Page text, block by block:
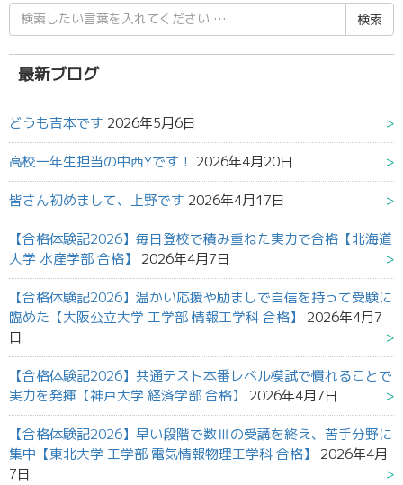
検
索
結
果:
最新ブログ
どうも吉本です 2026年5月6日
高校一年生担当の中西Yです！ 2026年4月20日
皆さん初めまして、上野です 2026年4月17日
【合格体験記2026】毎日登校で積み重ねた実力で合格【北海道
大学 水産学部 合格】
2026年4月7日
【合格体験記2026】温かい応援や励ましで自信を持って受験に
臨めた【大阪公立大学 工学部 情報工学科 合格】
2026年4月7
日
【合格体験記2026】共通テスト本番レベル模試で慣れることで
実力を発揮【神戸大学 経済学部 合格】
2026年4月7日
【合格体験記2026】早い段階で数Ⅲの受講を終え、苦手分野に
集中【東北大学 工学部 電気情報物理工学科 合格】
2026年4月
7日